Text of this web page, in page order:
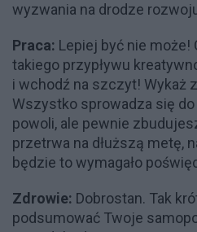
wyzwania na drodze
Praca: Lepiej być nie może!
takiego przypływu
i wchodź na szczyt! Wykaż
Wszystko sprowadza się
powoli, ale pewnie
przetrwa na dłuższą metę,
będzie to wymagało
Zdrowie: Dobrostan. Tak
podsumować Twoje